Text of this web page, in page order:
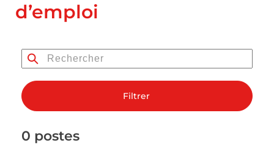
d’emploi
Filtrer
0 postes